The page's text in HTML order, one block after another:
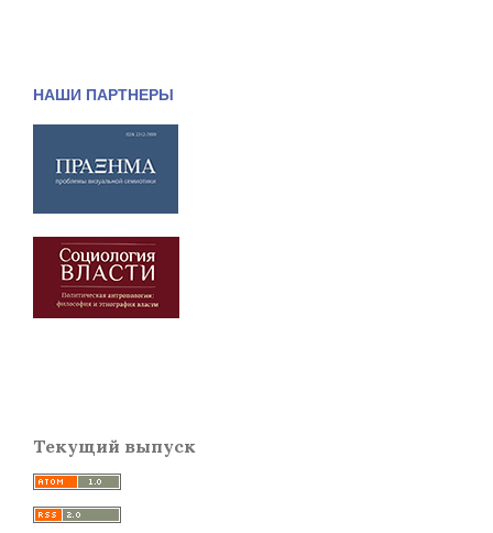
НАШИ ПАРТНЕРЫ
Текущий выпуск